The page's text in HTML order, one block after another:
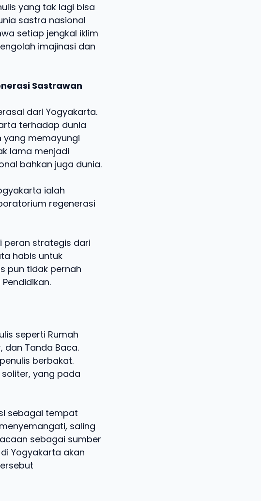
yang tak lagi bisa
sastra nasional
setiap jengkal iklim
imajinasi dan
Sastrawan
dari Yogyakarta.
terhadap dunia
yang memayungi
lama menjadi
bahkan juga dunia.
ialah
regenerasi
peran strategis dari
habis untuk
pun tidak pernah
seperti Rumah
dan Tanda Baca.
berbakat.
yang pada
sebagai tempat
saling
sebagai sumber
Yogyakarta akan